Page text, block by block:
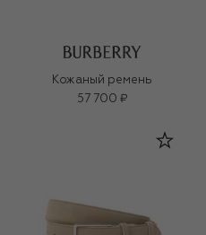
Кожаный ремень
57 700 ₽